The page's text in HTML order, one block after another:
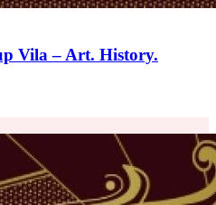
Vila – Art. History.